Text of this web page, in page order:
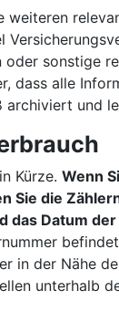
weiteren
oder sonstige
dass alle
archiviert und
Kürze. Wenn
Sie die
das Datum
in der Nähe
unterhalb